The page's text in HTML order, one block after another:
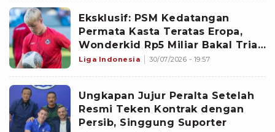
Eksklusif: PSM Kedatangan
Permata Kasta Teratas Eropa,
Wonderkid Rp5 Miliar Bakal Trial
di Juku Eja Jelang Super League
Liga Indonesia 30/07/2026 - 19:57
Ungkapan Jujur Peralta Setelah
Resmi Teken Kontrak dengan
Persib, Singgung Suporter